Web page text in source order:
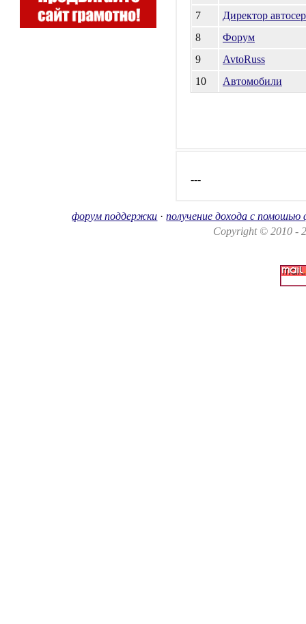
7
Директор
8
Форум
9
AvtoRuss
10
Автомобили
---
форум поддержки ·получение дохода с помошью
Copyright © 2010 -